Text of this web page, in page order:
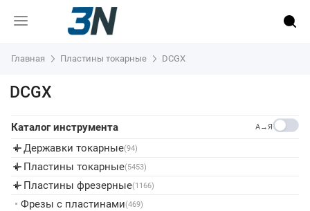
Главная Пластины токарные DCGX
DCGX
Каталог инструмента A→Я
▸ Державки токарные(94)
▸ Пластины токарные(5453)
▸ Пластины фрезерные(1166)
• Фрезы с пластинами(469)